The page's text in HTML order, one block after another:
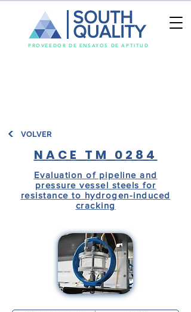
PROVEEDOR DE ENSAYOS DE APTITUD
SOUTH
QUALITY
VOLVER
NACE TM 0284
Evaluation of pipeline and
pressure vessel steels for
resistance to hydrogen-induced
cracking